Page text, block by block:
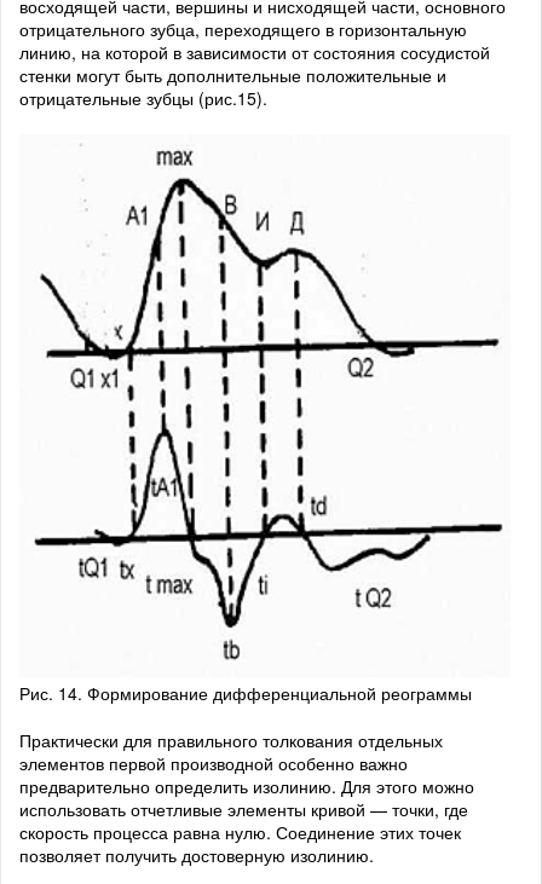
восходящей части, вершины и нисходящей части, основного
отрицательного зубца, переходящего в горизонтальную
линию, на которой в зависимости от состояния сосудистой
стенки могут быть дополнительные положительные и
отрицательные зубцы (рис.15).
Рис. 14. Формирование дифференциальной реограммы
Практически для правильного толкования отдельных
элементов первой производной особенно важно
предварительно определить изолинию. Для этого можно
использовать отчетливые элементы кривой — точки, где
скорость процесса равна нулю. Соединение этих точек
позволяет получить достоверную изолинию.